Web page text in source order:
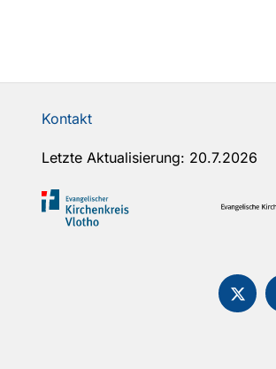
Kontakt
Letzte Aktualisierung: 20.7.2026